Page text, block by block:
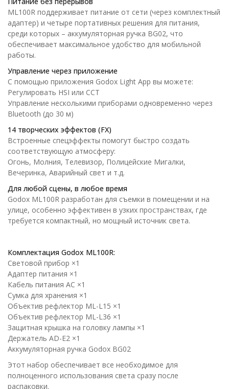
ML100R поддерживает питание от сети (через комплектный
адаптер) и четыре портативных решения для питания,
среди которых – аккумуляторная ручка BG02, что
обеспечивает максимальное удобство для мобильной
работы.
Управление через приложение
С помощью приложения Godox Light App вы можете:
Регулировать HSI или CCT
Управление несколькими приборами одновременно через
Bluetooth (до 30 м)
14 творческих эффектов (FX)
Встроенные спецэффекты помогут быстро создать
соответствующую атмосферу:
Огонь, Молния, Телевизор, Полицейские Мигалки,
Вечеринка, Аварийный свет и т.д.
Для любой сцены, в любое время
Godox ML100R разработан для съемки в помещении и на
улице, особенно эффективен в узких пространствах, где
требуется компактный, но мощный источник света.
Комплектация Godox ML100R:
Световой прибор ×1
Адаптер питания ×1
Кабель питания AC ×1
Сумка для хранения ×1
Объектив рефлектор ML-L15 ×1
Объектив рефлектор ML-L36 ×1
Защитная крышка на головку лампы ×1
Держатель AD-E2 ×1
Аккумуляторная ручка Godox BG02
Этот набор обеспечивает все необходимое для
полноценного использования света сразу после
распаковки.